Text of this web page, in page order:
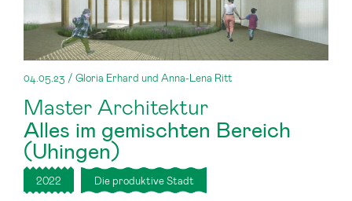
04.05.23 / Gloria Erhard und Anna-Lena Ritt
Master Architektur
Alles im gemischten Bereich
(Uhingen)
2022 Die produktive Stadt